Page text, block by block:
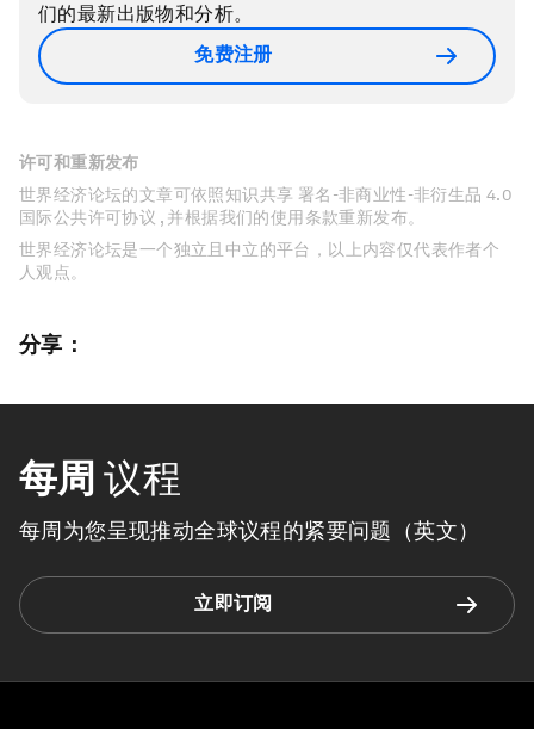
们的最新出版物和分析。
免费注册
许可和重新发布
世界经济论坛的文章可依照知识共享 署名-非商业性-非衍生品 4.0
国际公共许可协议 , 并根据我们的使用条款重新发布。
世界经济论坛是一个独立且中立的平台，以上内容仅代表作者个
人观点。
分享：
每周 议程
每周为您呈现推动全球议程的紧要问题（英文）
立即订阅